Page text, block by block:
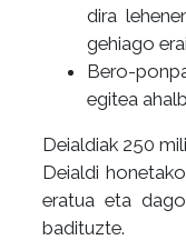
dira
gehiago
Bero-
egitea
Deialdiak 250
Deialdi
eratua eta
badituzte.